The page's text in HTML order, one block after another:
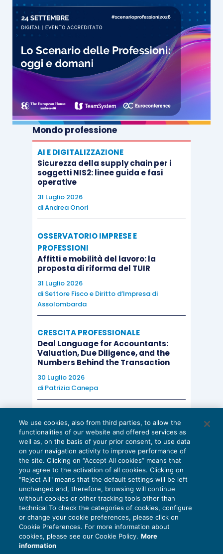
Mondo professione
AI E DIGITALIZZAZIONE
Sicurezza della supply chain per i
soggetti NIS2: linee guida e fasi
operative
31 Luglio 2026
diAndrea Onori
OSSERVATORIO IMPRESE E
PROFESSIONI
Affitti e mobilità del lavoro: la
proposta di riforma del TUIR
31 Luglio 2026
di Settore Fisco e Diritto d’Impresa di
Assolombarda
CRESCITA PROFESSIONALE
Deal Language for Accountants:
Valuation, Due Diligence, and the
Numbers Behind the Transaction
30 Luglio 2026
di Patrizia Canepa
EU AI Act e studi professionali: le
scadenze concrete
27 Luglio 2026
di Diego BarberieStefano Dovier
Privacy Policy
Cookie Policy
We use cookies, also from third parties, to allow the
functionalities of our website and offered services as
well as, on the basis of your prior consent, to use data
on your navigation activity to improve performance of
the site. Clicking on “Accept All cookies” means that
you agree to the activation of all cookies. Clicking on
"Reject All" means that the default settings will be left
unchanged and, therefore, browsing will continue
without cookies or other tracking tools other than
technical To check the categories of cookies, configure
or change your cookie preferences, please click on
Cookie Preferences. For more information about
cookies, please see our Cookie Policy. More
information